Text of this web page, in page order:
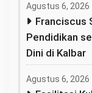
Agustus 6, 2026
Franciscus
Pendidikan
Dini di Kalbar
Agustus 6, 2026